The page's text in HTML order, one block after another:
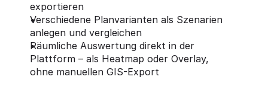
exportieren
Verschiedene Planvarianten als Szenarien
anlegen und vergleichen
Räumliche Auswertung direkt in der
Plattform – als Heatmap oder Overlay,
ohne manuellen GIS-Export